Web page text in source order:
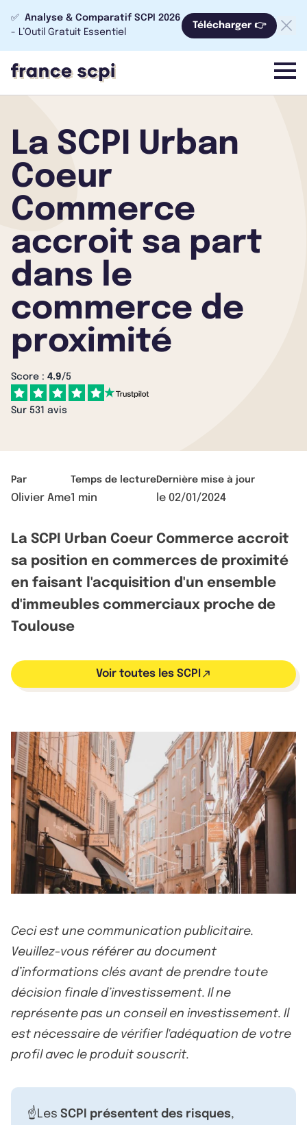
✅ Analyse & Comparatif SCPI 2026
- L’Outil Gratuit Essentiel
Télécharger 👉
menu
La SCPI Urban
Coeur
Commerce
accroit sa part
dans le
commerce de
proximité
Score : 4.9/5
Sur 531 avis
Par
Olivier Ame
Temps de lecture
1 min
Dernière mise à jour
le 02/01/2024
La SCPI Urban Coeur Commerce accroit
sa position en commerces de proximité
en faisant l'acquisition d'un ensemble
d'immeubles commerciaux proche de
Toulouse
Voir toutes les SCPI
Ceci est une communication publicitaire.
Veuillez-vous référer au document
d’informations clés avant de prendre toute
décision finale d’investissement. Il ne
représente pas un conseil en investissement. Il
est nécessaire de vérifier l'adéquation de votre
profil avec le produit souscrit.
☝️Les SCPI présentent des risques,